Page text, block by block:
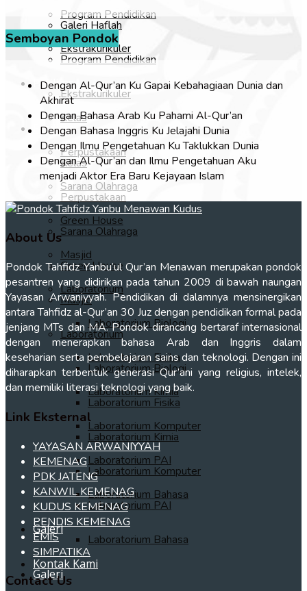
Program Pendidikan
Ekstrakurikuler
Fasilitas
Kelas
Perpustakaan
Sarana Olahraga
Green House
Masjid
Laboratorium
Laboratorium Biologi
Laboratorium Fisika
Laboratorium Kimia
Laboratorium Komputer
Laboratorium PAI
Laboratorium Bahasa
Galeri
Kontak Kami
Galeri Haflah
Program Pendidikan
Ekstrakurikuler
Fasilitas
Kelas
Perpustakaan
Sarana Olahraga
Green House
Masjid
Laboratorium
Laboratorium Biologi
Laboratorium Fisika
Laboratorium Kimia
Laboratorium Komputer
Laboratorium PAI
Laboratorium Bahasa
Galeri
Semboyan Pondok
Dengan Al-Qur’an Ku Gapai Kebahagiaan Dunia dan
Akhirat
Dengan Bahasa Arab Ku Pahami Al-Qur’an
Dengan Bahasa Inggris Ku Jelajahi Dunia
Dengan Ilmu Pengetahuan Ku Taklukkan Dunia
Dengan Al-Qur’an dan Ilmu Pengetahuan Aku
menjadi Aktor Era Baru Kejayaan Islam
About Us
Pondok Tahfidz Yanbu’ul Qur’an Menawan merupakan pondok
pesantren yang didirikan pada tahun 2009 di bawah naungan
Yayasan Arwaniyyah. Pendidikan di dalamnya mensinergikan
antara Tahfidz al-Qur’an 30 Juz dengan pendidikan formal pada
jenjang MTs dan MA. Pondok dirancang bertaraf internasional
dengan menerapkan bahasa Arab dan Inggris dalam
keseharian serta pembelajaran sains dan teknologi. Dengan ini
diharapkan terbentuk generasi Qur’ani yang religius, intelek,
dan memiliki literasi teknologi yang baik.
Link Eksternal
YAYASAN ARWANIYYAH
KEMENAG
PDK JATENG
KANWIL KEMENAG
KUDUS KEMENAG
PENDIS KEMENAG
EMIS
SIMPATIKA
Contact Us